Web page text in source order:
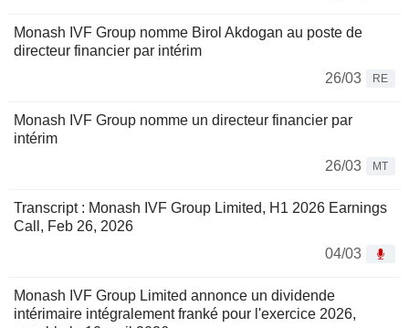
Monash IVF Group nomme Birol Akdogan au poste de
directeur financier par intérim
26/03
RE
Monash IVF Group nomme un directeur financier par
intérim
26/03
MT
Transcript : Monash IVF Group Limited, H1 2026 Earnings
Call, Feb 26, 2026
04/03
Monash IVF Group Limited annonce un dividende
intérimaire intégralement franké pour l'exercice 2026,